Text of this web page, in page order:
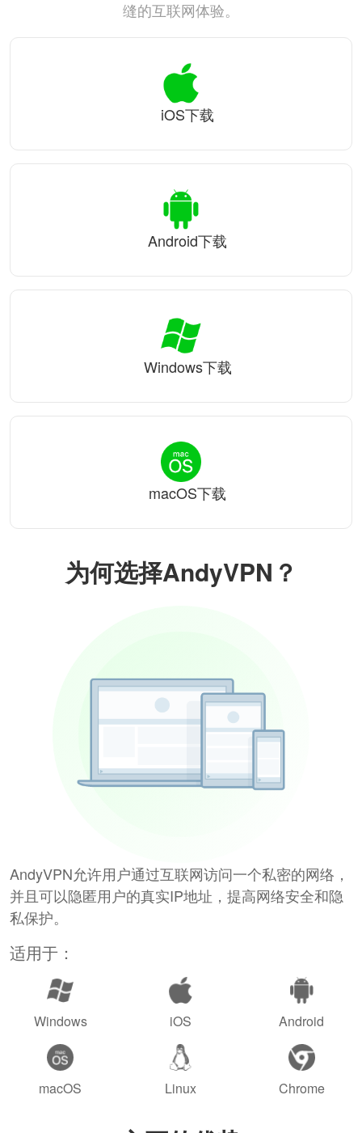
为何选择AndyVPN？
AndyVPN允许用户通过互联网访问一个私密的网络，
并且可以隐匿用户的真实IP地址，提高网络安全和隐
私保护。
适用于：
Windows iOS Android
macOS Linux Chrome
缝的互联网体验。
iOS下载
Android下载
Windows下载
macOS下载